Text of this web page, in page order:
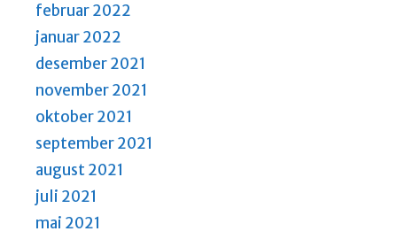
februar 2022
januar 2022
desember 2021
november 2021
oktober 2021
september 2021
august 2021
juli 2021
mai 2021